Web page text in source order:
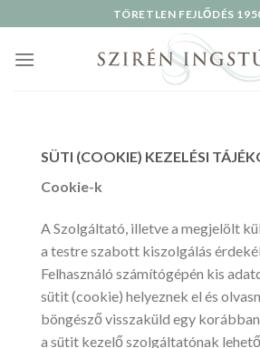
to
content
TÖRETLEN FEJLŐDÉS
SÜTI (COOKIE) KEZELÉSI
Cookie-k
A Szolgáltató, illetve a megjelölt
a testre szabott kiszolgálás
Felhasználó számítógépén kis
sütit (cookie) helyeznek el és
böngésző visszaküld egy
a sütit kezelő szolgáltatónak